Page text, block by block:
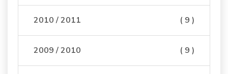
2010 / 2011 ( 9 )
2009 / 2010 ( 9 )